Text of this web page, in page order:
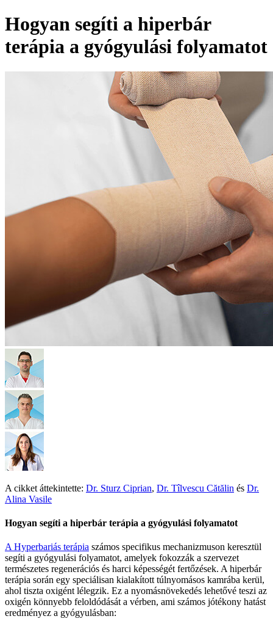
Hogyan segíti a hiperbár
terápia a gyógyulási folyamatot
A cikket áttekintette: Dr. Sturz Ciprian, Dr. Tîlvescu Cătălin és Dr.
Alina Vasile
Hogyan segíti a hiperbár terápia a gyógyulási folyamatot
A Hyperbariás terápia számos specifikus mechanizmuson keresztül
segíti a gyógyulási folyamatot, amelyek fokozzák a szervezet
természetes regenerációs és harci képességét fertőzések. A hiperbár
terápia során egy speciálisan kialakított túlnyomásos kamrába kerül,
ahol tiszta oxigént lélegzik. Ez a nyomásnövekedés lehetővé teszi az
oxigén könnyebb feloldódását a vérben, ami számos jótékony hatást
eredményez a gyógyulásban: